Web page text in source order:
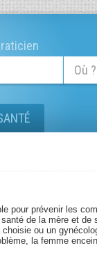
pour prévenir les
santé de la mère et
ou un
la femme